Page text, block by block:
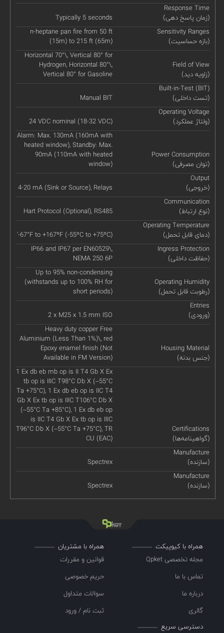
Response Time
(زمان پاسخ دهی)
Typically 5 seconds
Sensitivity Ranges
(بازه حساسیت)
n-heptane pan fire from 50 ft
(15m) to 215 ft (65m)
Field of View
(زاویه دید)
Horizontal 70°\, Vertical 80° for
Hydrogen, Horizontal 80°\,
Vertical 80° for Gasoline
Built-in-Test (BIT)
(تست داخلی)
Manual BIT
Operating Voltage
(ولتاژ عملکرد)
24 VDC nominal (18-32 VDC)
Power Consumption
(توان مصرفی)
Alarm: Max. 130mA (160mA with
heated window), Standby: Max.
90mA (110mA with heated
window)
Output
(خروجی)
4-20 mA (Sink or Source), Relays
Communication
(نوع ارتباط)
Hart Protocol (Optional), RS485
Operating Temperature
(دمای قابل تحمل)
'-67°F to +167ºF (-55ºC to +75ºC)
Ingress Protection
(حفاظت داخلی)
IP66 and IP67 per EN60529\,
NEMA 250 6P
Operating Humidity
(رطوبت قابل تحمل)
Up to 95% non-condensing
(withstands up to 100% RH for
short periods)
Entries
(ورودی)
2 x M25 x 1.5 mm ISO
Housing Material
(جنس بدنه)
Heavy duty copper Free
Aluminium (Less Than 1%)\, red
Epoxy enamel finish (Not
Available in FM Version)
Certifications
(گواهینامه‌ها)
1 Ex db eb mb op is II T4 Gb X Ex
tb op is IIIC T98°C Db X (–55°C
Ta +75°C), 1 Ex db eb op is IIC T4
Gb X Ex tb op is IIIC T106°C Db X
(–55°C Ta +85°C), 1 Ex db eb op
is IIC T4 Gb X Ex tb op is IIIC
T96°C Db X (–55°C Ta +75°C), TR
CU (EAC)
Manufacture
(سازنده)
Spectrex
Manufacture
(سازنده)
Spectrex
همراه با کیوپیکت
مجله تخصصی Qpket
تماس با ما
درباره ما
گالری
همراه با مشتریان
قوانین و مقررات
حریم خصوصی
سوالات متداول
ثبت نام / ورود
دسترسی سریع